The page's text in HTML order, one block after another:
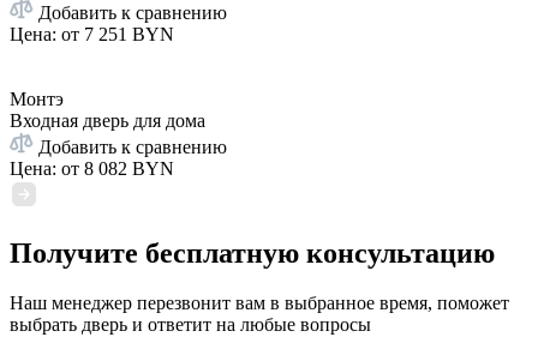
Добавить к сравнению
Цена: от 7 251 BYN
Монтэ
Входная дверь для дома
Добавить к сравнению
Цена: от 8 082 BYN
Получите бесплатную консультацию
Наш менеджер перезвонит вам в выбранное время, поможет
выбрать дверь и ответит на любые вопросы